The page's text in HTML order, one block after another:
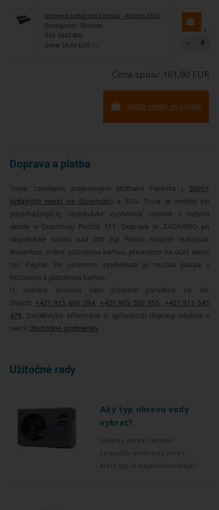
Gumená podlahová konzola - 400mm (2ks)
Dostupnosť: Skladom
Kód: 5657400
Cena: 56,00 EUR
- +
Cena spolu: 161,00 EUR
Vložiť všetky do košíka
Doprava a platba
Tovar zasielame prepravnými službami Packeta ( 3000+
výdajných miest na Slovensku) a SDS. Tovar je možné po
predchádzajúcej objednávke vyzdvihnúť osobne v našom
sklade v Orechovej Potôni 311. Doprava je ZADARMO pri
objednávke tovaru nad 200 Eur. Platbu môžete realizovať
dobierkou, online platobnou kartou, prevodom na účet alebo
cez PayPal. Pri osobnom vyzdvihnutí je možná platba v
hotovosti a platobnou kartou.
O termíne dodania Vám ochotne poradíme na tel.
číslach: +421 915 696 394, +421 905 500 955, +421 911 545
479. Detailnejšie informácie o spôsoboch dopravy nájdete v
sekcii Obchodné podmienky.
Užitočné rady
Aký typ ohrevu vody
vybrať?
Solárny ohrev, tepelné
čerpadlo, elektrický ohrev -
ktorý typ je najekonomickejší?